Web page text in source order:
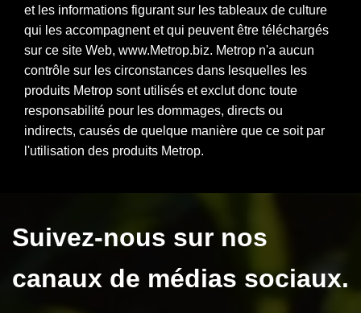
et les informations figurant sur les tableaux de culture
qui les accompagnent et qui peuvent être téléchargés
sur ce site Web, www.Metrop.biz. Metrop n'a aucun
contrôle sur les circonstances dans lesquelles les
produits Metrop sont utilisés et exclut donc toute
responsabilité pour les dommages, directs ou
indirects, causés de quelque manière que ce soit par
l'utilisation des produits Metrop.
Suivez-nous sur nos
canaux de médias sociaux.